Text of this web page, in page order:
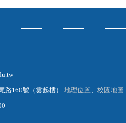
路160號（雲起樓） 地理位置、 校園地圖